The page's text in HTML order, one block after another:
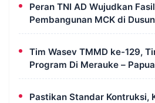
Peran TNI AD Wujudkan
Pembangunan MCK di
Dikerjakan
Tim Wasev TMMD ke-129,
Program Di Merauke –
Pastikan Standar Kontruksi,